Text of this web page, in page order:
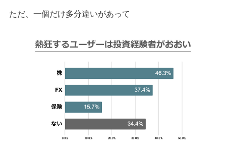
ただ、一個だけ多分違いがあって